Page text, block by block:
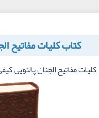
کتاب کلیات مفاتیح
کلیات مفاتیح الجنان